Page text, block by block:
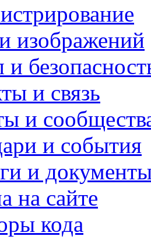
изображений
и связь
и
и события
и
на сайте
кода